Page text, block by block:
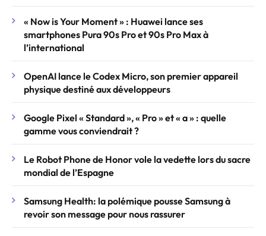
« Now is Your Moment » : Huawei lance ses
smartphones Pura 90s Pro et 90s Pro Max à
l’international
OpenAI lance le Codex Micro, son premier appareil
physique destiné aux développeurs
Google Pixel « Standard », « Pro » et « a » : quelle
gamme vous conviendrait ?
Le Robot Phone de Honor vole la vedette lors du sacre
mondial de l’Espagne
Samsung Health: la polémique pousse Samsung à
revoir son message pour nous rassurer